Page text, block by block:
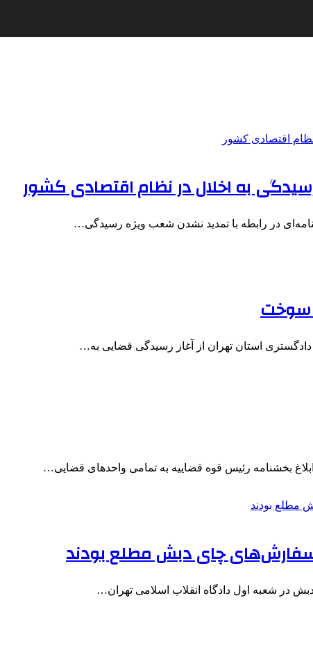
به اخلال در نظام اقتصادی کشور
در رابطه با تمدید نشدن شعب ویژه رسیدگی…
استان تهران از آغاز رسیدگی قضایی به…
بخشنامه رئیس قوه قضاییه به تمامی واحدهای قضایی…
سفارش‌های چای دبش مطلع بودند
در شعبه اول دادگاه انقلاب اسلامی تهران…